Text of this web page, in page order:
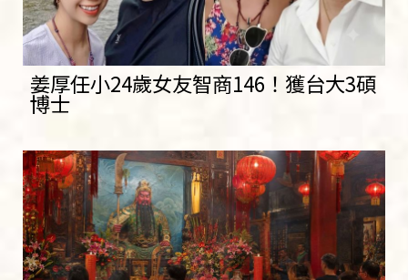
姜厚任小24歲女友智商146！獲台大3碩
博士